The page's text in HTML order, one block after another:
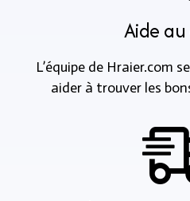
Aide
L’équipe de Hraier.com
aider à trouver les